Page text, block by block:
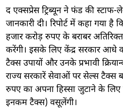
द एक्सप्रेस ट्रिब्यून ने फंड की स्टाफ-
जानकारी दी। रिपोर्ट में कहा गया
हजार करोड़ रुपए के बराबर
करेंगी। इसके लिए केंद्र सरकार आधे
टैक्स उपायों और उनके प्रभावी
राज्य सरकारें सेवाओं पर सेल्स टैक्स
रुपए का अपना हिस्सा जुटाने के
इनकम टैक्स) वसूलेंगी।